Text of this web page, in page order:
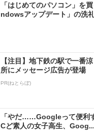
「はじめてのパソコン」を
ndowsアップデート」の洗
【注目】地下鉄の駅で一番
所にメッセージ広告が登場
PR(ねとらぼ)
「やだ……Googleって便利
Cど素人の女子高生、Goog...